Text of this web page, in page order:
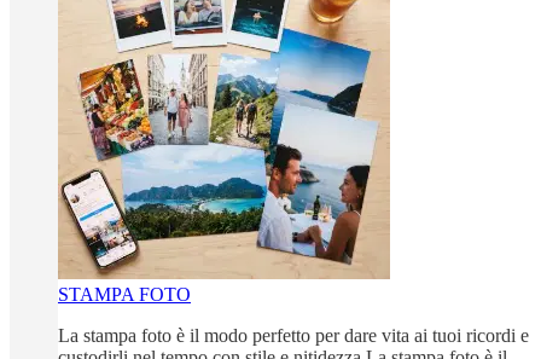
STAMPA FOTO
La stampa foto è il modo perfetto per dare vita ai tuoi ricordi e